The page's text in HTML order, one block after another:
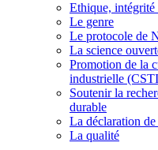
Ethique,
Le genre
Le protocole de
La science
Promotion de la
industrielle
Soutenir la
durable
La déclaration
La qualité